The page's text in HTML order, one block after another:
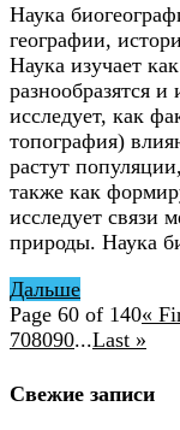
Наука
географии,
Наука изучает
разнообразятся
исследует, как
топография)
растут
также как
исследует связи
природы. Наука
Дальше
Page 60 of 140«
708090...Last »
Свежие записи